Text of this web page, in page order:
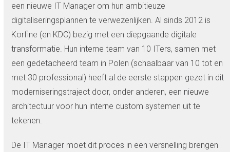
een nieuwe IT Manager om hun ambitieuze
digitaliseringsplannen te verwezenlijken. Al sinds 2012 is
Korfine (en KDC) bezig met een diepgaande digitale
transformatie. Hun interne team van 10 ITers, samen met
een gedetacheerd team in Polen (schaalbaar van 10 tot en
met 30 professional) heeft al de eerste stappen gezet in dit
moderniseringstraject door, onder anderen, een nieuwe
architectuur voor hun interne custom systemen uit te
tekenen.
De IT Manager moet dit proces in een versnelling brengen